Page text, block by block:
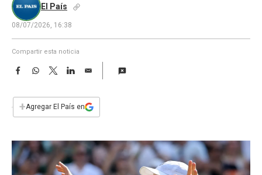
El País
08/07/2026, 16:38
Compartir esta noticia
F
e
b
k
W
s
p
T
w
t
L
n
E
i
l
+Agregar El País en